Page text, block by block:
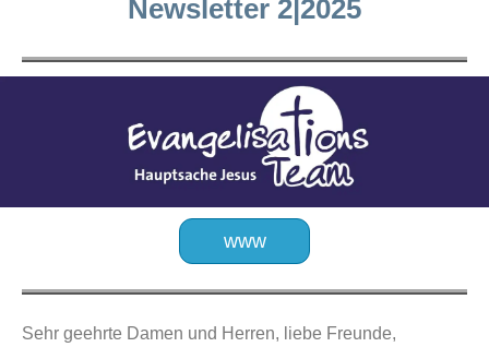
Newsletter 2|2025
www
Sehr geehrte Damen und Herren, liebe Freunde,